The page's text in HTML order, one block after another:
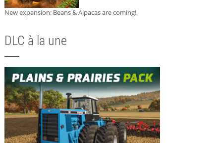
New expansion: Beans & Alpacas are coming!
DLC à la une